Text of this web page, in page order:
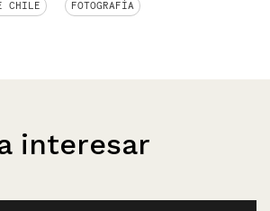
CHILE FOTOGRAFÍA
interesar